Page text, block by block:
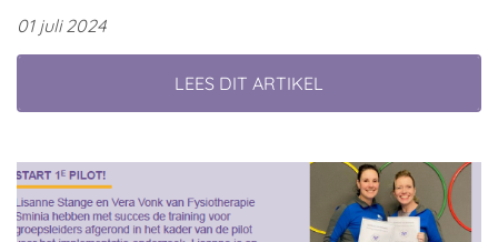
01 juli 2024
LEES DIT ARTIKEL